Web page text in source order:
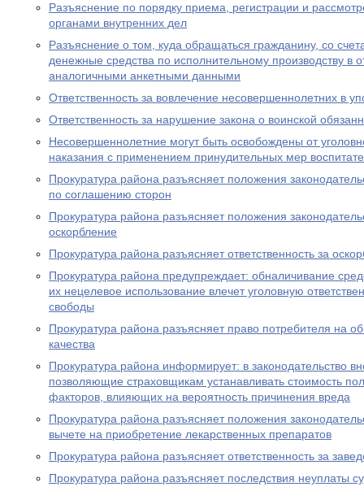
Разъяснение по порядку приема, регистрации и
органами внутренних дел
Разъяснение о том, куда обращаться гражданину, со
денежные средства по исполнительному производству в
аналогичными анкетными данными
Ответственность за вовлечение несовершеннолетних в
Ответственность за нарушение закона о воинской
Несовершеннолетние могут быть освобождены от
наказания с применением принудительных мер
Прокуратура района разъясняет положения
по соглашению сторон
Прокуратура района разъясняет положения
оскорбление
Прокуратура района разъясняет ответственность за
Прокуратура района предупреждает: обналичивание
их нецелевое использование влечет уголовную
свободы
Прокуратура района разъясняет право потребителя на
качества
Прокуратура района информирует: в законодательство
позволяющие страховщикам устанавливать стоимость
факторов, влияющих на вероятность причинения вреда
Прокуратура района разъясняет положения
вычете на приобретение лекарственных препаратов
Прокуратура района разъясняет ответственность за
Прокуратура района разъясняет последствия неуплаты